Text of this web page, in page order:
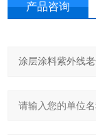
产品咨询